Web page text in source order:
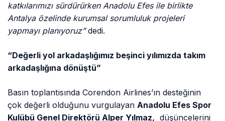
katkılarımızı sürdürürken Anadolu Efes ile birlikte
Antalya özelinde kurumsal sorumluluk projeleri
yapmayı planıyoruz”dedi.
“Değerli yol arkadaşlığımız beşinci yılımızda takım
arkadaşlığına dönüştü”
Basın toplantısında Corendon Airlines’ın desteğinin
çok değerli olduğunu vurgulayan Anadolu Efes Spor
Kulübü Genel Direktörü Alper Yılmaz, düşüncelerini